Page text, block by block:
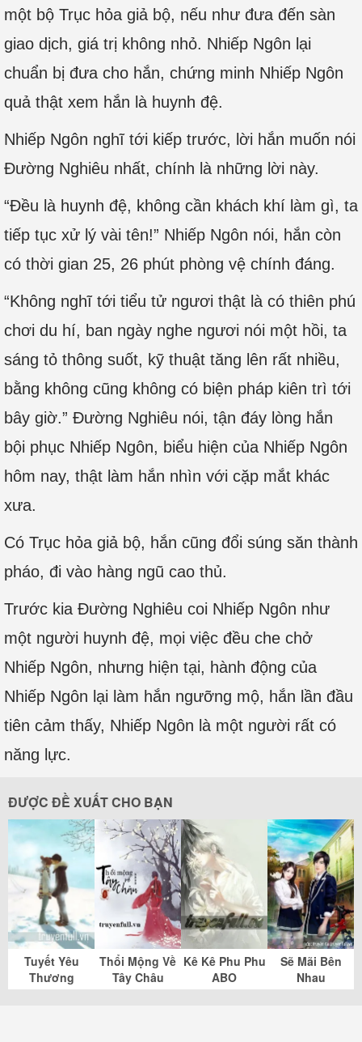
một bộ Trục hỏa giả bộ, nếu như đưa đến sàn
giao dịch, giá trị không nhỏ. Nhiếp Ngôn lại
chuẩn bị đưa cho hắn, chứng minh Nhiếp Ngôn
quả thật xem hắn là huynh đệ.
Nhiếp Ngôn nghĩ tới kiếp trước, lời hắn muốn nói
Đường Nghiêu nhất, chính là những lời này.
“Đều là huynh đệ, không cần khách khí làm gì, ta
tiếp tục xử lý vài tên!” Nhiếp Ngôn nói, hắn còn
có thời gian 25, 26 phút phòng vệ chính đáng.
“Không nghĩ tới tiểu tử ngươi thật là có thiên phú
chơi du hí, ban ngày nghe ngươi nói một hồi, ta
sáng tỏ thông suốt, kỹ thuật tăng lên rất nhiều,
bằng không cũng không có biện pháp kiên trì tới
bây giờ.” Đường Nghiêu nói, tận đáy lòng hắn
bội phục Nhiếp Ngôn, biểu hiện của Nhiếp Ngôn
hôm nay, thật làm hắn nhìn với cặp mắt khác
xưa.
Có Trục hỏa giả bộ, hắn cũng đổi súng săn thành
pháo, đi vào hàng ngũ cao thủ.
Trước kia Đường Nghiêu coi Nhiếp Ngôn như
một người huynh đệ, mọi việc đều che chở
Nhiếp Ngôn, nhưng hiện tại, hành động của
Nhiếp Ngôn lại làm hắn ngưỡng mộ, hắn lần đầu
tiên cảm thấy, Nhiếp Ngôn là một người rất có
năng lực.
ĐƯỢC ĐỀ XUẤT CHO BẠN
Tuyết Yêu
Thương
Thổi Mộng Về
Tây Châu
Kê Kê Phu Phu
ABO
Sẽ Mãi Bên
Nhau